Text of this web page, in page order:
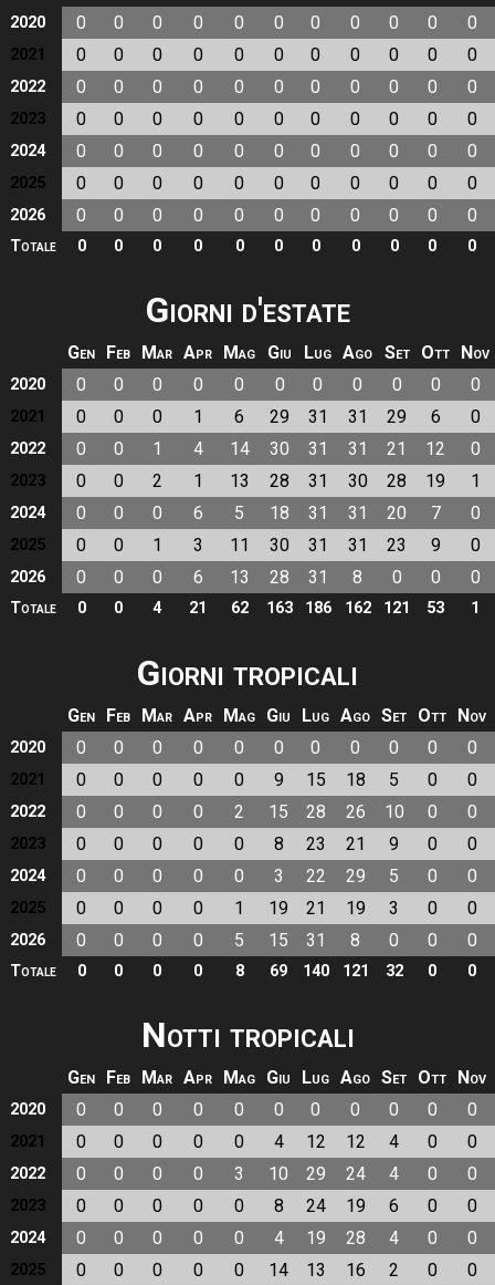
2020 0 0 0 0 0 0 0 0 0 0 0
2021 0 0 0 0 0 0 0 0 0 0 0
2022 0 0 0 0 0 0 0 0 0 0 0
2023 0 0 0 0 0 0 0 0 0 0 0
2024 0 0 0 0 0 0 0 0 0 0 0
2025 0 0 0 0 0 0 0 0 0 0 0
2026 0 0 0 0 0 0 0 0 0 0 0
Totale 0 0 0 0 0 0 0 0 0 0 0
Giorni d'estate
Gen Feb Mar Apr Mag Giu Lug Ago Set Ott Nov
2020 0 0 0 0 0 0 0 0 0 0 0
2021 0 0 0 1 6 29 31 31 29 6 0
2022 0 0 1 4 14 30 31 31 21 12 0
2023 0 0 2 1 13 28 31 30 28 19 1
2024 0 0 0 6 5 18 31 31 20 7 0
2025 0 0 1 3 11 30 31 31 23 9 0
2026 0 0 0 6 13 28 31 8 0 0 0
Totale 0 0 4 21 62 163 186 162 121 53 1
Giorni tropicali
Gen Feb Mar Apr Mag Giu Lug Ago Set Ott Nov
2020 0 0 0 0 0 0 0 0 0 0 0
2021 0 0 0 0 0 9 15 18 5 0 0
2022 0 0 0 0 2 15 28 26 10 0 0
2023 0 0 0 0 0 8 23 21 9 0 0
2024 0 0 0 0 0 3 22 29 5 0 0
2025 0 0 0 0 1 19 21 19 3 0 0
2026 0 0 0 0 5 15 31 8 0 0 0
Totale 0 0 0 0 8 69 140 121 32 0 0
Notti tropicali
Gen Feb Mar Apr Mag Giu Lug Ago Set Ott Nov
2020 0 0 0 0 0 0 0 0 0 0 0
2021 0 0 0 0 0 4 12 12 4 0 0
2022 0 0 0 0 3 10 29 24 4 0 0
2023 0 0 0 0 0 8 24 19 6 0 0
2024 0 0 0 0 0 4 19 28 4 0 0
2025 0 0 0 0 0 14 13 16 2 0 0